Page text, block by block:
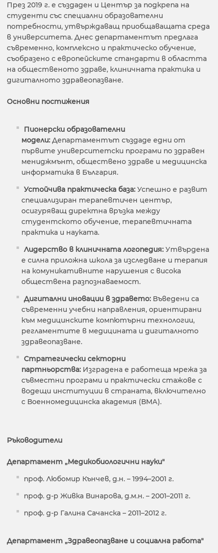
През 2019 г. е създаден и Център за подкрепа на
студенти със специални образователни
потребности, утвърждаващ приобщаващата среда
в университета. Днес департаментът предлага
съвременно, комплексно и практическо обучение,
съобразено с европейските стандарти в областта
на общественото здраве, клиничната практика и
дигиталното здравеопазване.
Основни постижения
Пионерски образователни
модели: Департаментът създаде едни от
първите университетски програми по здравен
мениджмънт, обществено здраве и медицинска
информатика в България.
Устойчива практическа база: Успешно е развит
специализиран терапевтичен център,
осигуряващ директна връзка между
студентското обучение, терапевтичната
практика и науката.
Лидерство в клиничната логопедия: Утвърдена
е силна приложна школа за изследване и терапия
на комуникативните нарушения с висока
обществена разпознаваемост.
Дигитални иновации в здравето: Въведени са
съвременни учебни направления, ориентирани
към медицинските компютърни технологии,
регламентите в медицината и дигиталното
здравеопазване.
Стратегически секторни
партньорства: Изградена е работеща мрежа за
съвместни програми и практически стажове с
водещи институции в страната, включително
с Военномедицинска академия (ВМА).
Ръководители
Департамент „Медикобиологични науки"
проф. Любомир Кънчев, д.н. – 1994–2001 г.
проф. д-р Живка Винарова, д.м.н. – 2001–2011 г.
проф. д-р Галина Сачанска – 2011–2012 г.
Департамент „Здравеопазване и социална работа"